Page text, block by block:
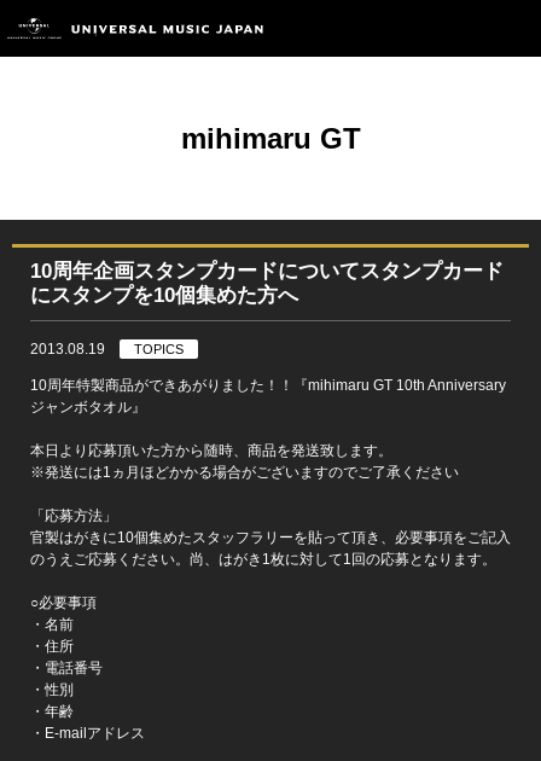
mihimaru GT
10周年企画スタンプカードについてスタンプカード
にスタンプを10個集めた方へ
2013.08.19 TOPICS
10周年特製商品ができあがりました！！『mihimaru GT 10th Anniversary
ジャンボタオル』
本日より応募頂いた方から随時、商品を発送致します。
※発送には1ヵ月ほどかかる場合がございますのでご了承ください
「応募方法」
官製はがきに10個集めたスタッフラリーを貼って頂き、必要事項をご記入
のうえご応募ください。尚、はがき1枚に対して1回の応募となります。
○必要事項
・名前
・住所
・電話番号
・性別
・年齢
・E-mailアドレス